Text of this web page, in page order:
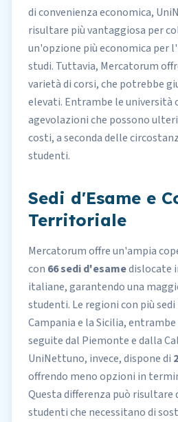
di convenienza economica,
risultare più vantaggiosa per
un'opzione più economica per
studi. Tuttavia, Mercatorum
varietà di corsi, che potrebbe
elevati. Entrambe le università
agevolazioni che possono
costi, a seconda delle
studenti.
Sedi d'Esame e
Territoriale
Mercatorum offre un'ampia
con 66 sedi d'esamedislocate
italiane, garantendo una
studenti. Le regioni con più
Campania e la Sicilia, entrambe
seguite dal Piemonte e dalla
UniNettuno, invece, dispone di
offrendo meno opzioni in
Questa differenza può
studenti che necessitano di